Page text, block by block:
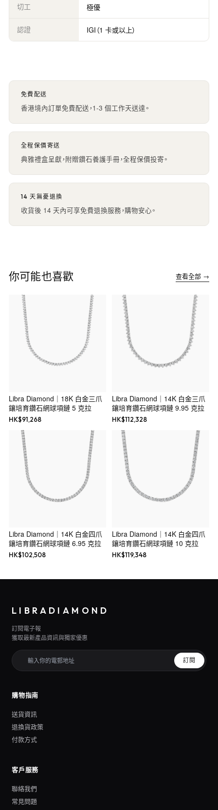
切工 極優
認證 IGI（1 卡或以上）
免費配送
香港境內訂單免費配送，1-3 個工作天送達。
全程保價寄送
典雅禮盒呈獻，附贈鑽石養護手冊，全程保價投寄。
14 天無憂退換
收貨後 14 天內可享免費退換服務，購物安心。
你可能也喜歡 查看全部 →
Libra Diamond｜18K 白金三爪
鑲培育鑽石網球項鏈 5 克拉
HK$91,268
Libra Diamond｜14K 白金三爪
鑲培育鑽石網球項鏈 9.95 克拉
HK$112,328
Libra Diamond｜14K 白金四爪
鑲培育鑽石網球項鏈 6.95 克拉
HK$102,508
Libra Diamond｜14K 白金四爪
鑲培育鑽石網球項鏈 10 克拉
HK$119,348
LIBRADIAMOND
訂閱電子報
獲取最新產品資訊與獨家優惠
訂閱
購物指南
送貨資訊
退換貨政策
付款方式
客戶服務
聯絡我們
常見問題